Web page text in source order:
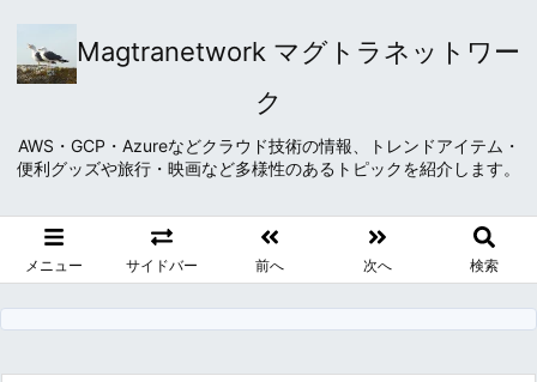
Magtranetwork マグトラネットワー
ク
AWS・GCP・Azureなどクラウド技術の情報、トレンドアイテム・
便利グッズや旅行・映画など多様性のあるトピックを紹介します。
メニュー サイドバー 前へ 次へ 検索